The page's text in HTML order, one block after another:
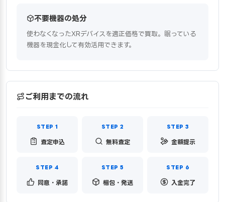
不要機器の処分
使わなくなったXRデバイスを適正価格で買取。眠っている
機器を現金化して有効活用できます。
ご利用までの流れ
査定申込 無料査定 金額提示
同意・承諾 梱包・発送 入金完了